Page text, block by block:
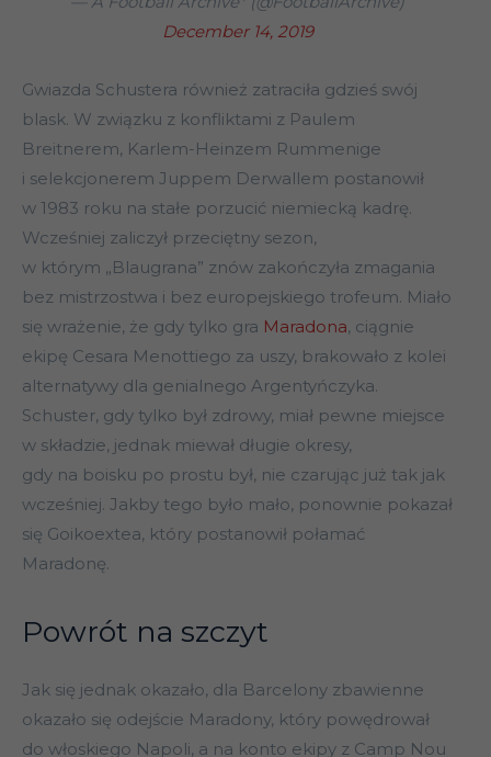
December 14, 2019
Gwiazda Schustera również zatraciła gdzieś swój
blask. W związku z konfliktami z Paulem
Breitnerem, Karlem-Heinzem Rummenige
i selekcjonerem Juppem Derwallem postanowił
w 1983 roku na stałe porzucić niemiecką kadrę.
Wcześniej zaliczył przeciętny sezon,
w którym „Blaugrana” znów zakończyła zmagania
bez mistrzostwa i bez europejskiego trofeum. Miało
się wrażenie, że gdy tylko gra Maradona, ciągnie
ekipę Cesara Menottiego za uszy, brakowało z kolei
alternatywy dla genialnego Argentyńczyka.
Schuster, gdy tylko był zdrowy, miał pewne miejsce
w składzie, jednak miewał długie okresy,
gdy na boisku po prostu był, nie czarując już tak jak
wcześniej. Jakby tego było mało, ponownie pokazał
się Goikoextea, który postanowił połamać
Maradonę.
Powrót na szczyt
Jak się jednak okazało, dla Barcelony zbawienne
okazało się odejście Maradony, który powędrował
do włoskiego Napoli, a na konto ekipy z Camp Nou